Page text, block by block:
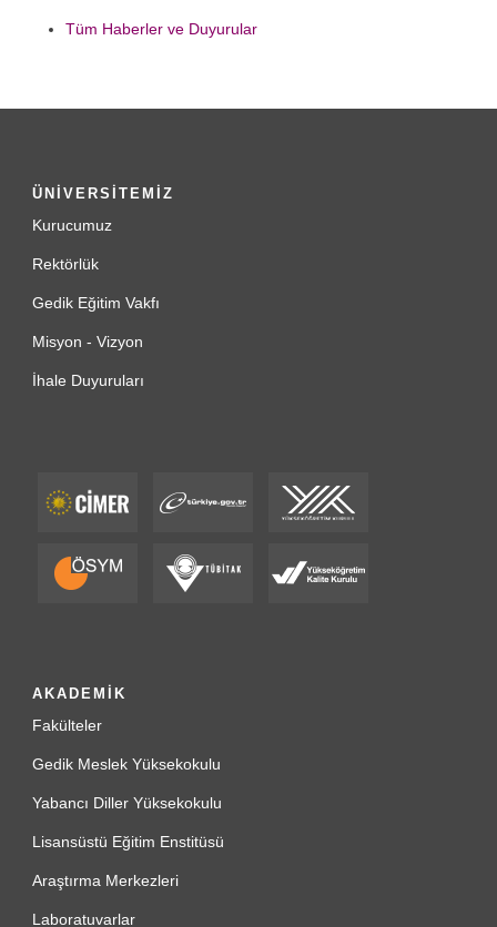
Tüm Haberler ve Duyurular
ÜNİVERSİTEMİZ
Kurucumuz
Rektörlük
Gedik Eğitim Vakfı
Misyon - Vizyon
İhale Duyuruları
AKADEMİK
Fakülteler
Gedik Meslek Yüksekokulu
Yabancı Diller Yüksekokulu
Lisansüstü Eğitim Enstitüsü
Araştırma Merkezleri
Laboratuvarlar